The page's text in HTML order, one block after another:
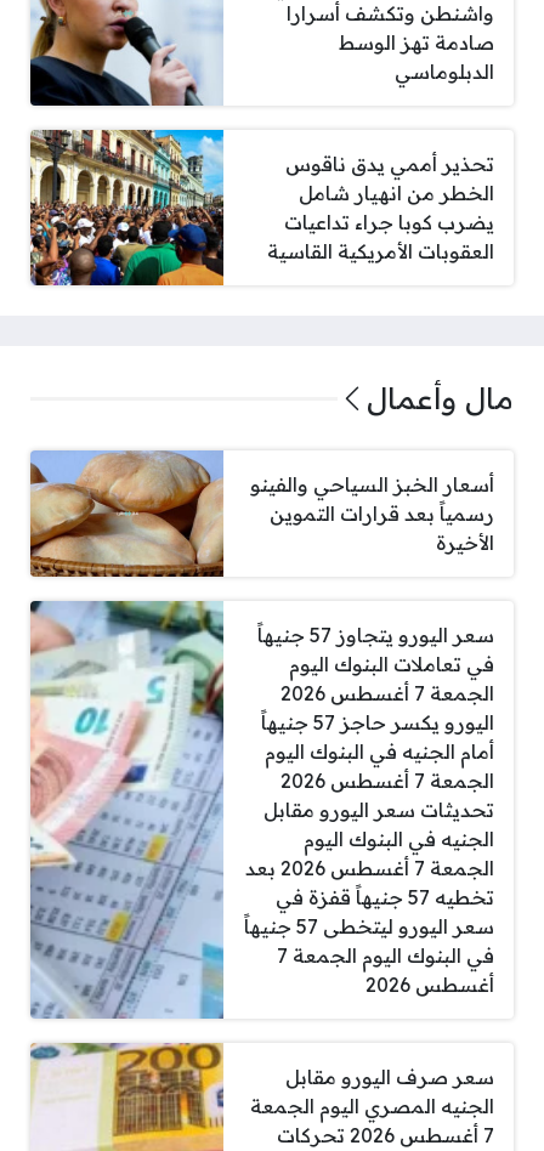
واشنطن وتكشف أسرارا
صادمة تهز الوسط
الدبلوماسي
تحذير أممي يدق ناقوس
الخطر من انهيار شامل
يضرب كوبا جراء تداعيات
العقوبات الأمريكية القاسية
مال وأعمال
أسعار الخبز السياحي والفينو
رسمياً بعد قرارات التموين
الأخيرة
سعر اليورو يتجاوز 57 جنيهاً
في تعاملات البنوك اليوم
الجمعة 7 أغسطس 2026
اليورو يكسر حاجز 57 جنيهاً
أمام الجنيه في البنوك اليوم
الجمعة 7 أغسطس 2026
تحديثات سعر اليورو مقابل
الجنيه في البنوك اليوم
الجمعة 7 أغسطس 2026 بعد
تخطيه 57 جنيهاً قفزة في
سعر اليورو ليتخطى 57 جنيهاً
في البنوك اليوم الجمعة 7
أغسطس 2026
سعر صرف اليورو مقابل
الجنيه المصري اليوم الجمعة
7 أغسطس 2026 تحركات